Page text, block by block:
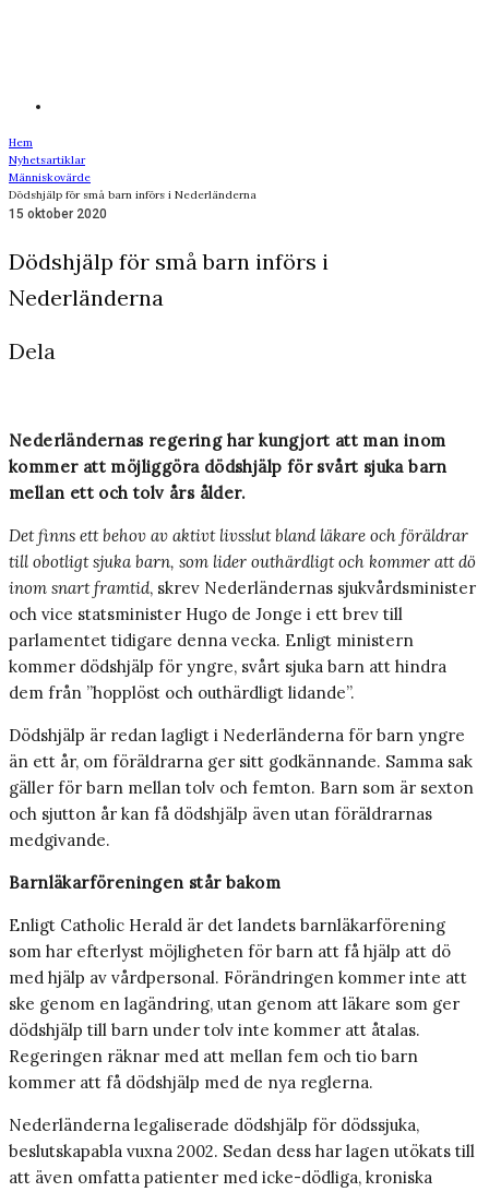
Hem
Nyhetsartiklar
Människovärde
Dödshjälp för små barn införs i Nederländerna
15 oktober 2020
Dödshjälp för små barn införs i
Nederländerna
Dela
Nederländernas regering har kungjort att man inom
kommer att möjliggöra dödshjälp för svårt sjuka barn
mellan ett och tolv års ålder.
Det finns ett behov av aktivt livsslut bland läkare och föräldrar
till obotligt sjuka barn, som lider outhärdligt och kommer att dö
inom snart framtid, skrev Nederländernas sjukvårdsminister
och vice statsminister Hugo de Jonge i ett brev till
parlamentet tidigare denna vecka. Enligt ministern
kommer dödshjälp för yngre, svårt sjuka barn att hindra
dem från ”hopplöst och outhärdligt lidande”.
Dödshjälp är redan lagligt i Nederländerna för barn yngre
än ett år, om föräldrarna ger sitt godkännande. Samma sak
gäller för barn mellan tolv och femton. Barn som är sexton
och sjutton år kan få dödshjälp även utan föräldrarnas
medgivande.
Barnläkarföreningen står bakom
Enligt Catholic Herald är det landets barnläkarförening
som har efterlyst möjligheten för barn att få hjälp att dö
med hjälp av vårdpersonal. Förändringen kommer inte att
ske genom en lagändring, utan genom att läkare som ger
dödshjälp till barn under tolv inte kommer att åtalas.
Regeringen räknar med att mellan fem och tio barn
kommer att få dödshjälp med de nya reglerna.
Nederländerna legaliserade dödshjälp för dödssjuka,
beslutskapabla vuxna 2002. Sedan dess har lagen utökats till
att även omfatta patienter med icke-dödliga, kroniska